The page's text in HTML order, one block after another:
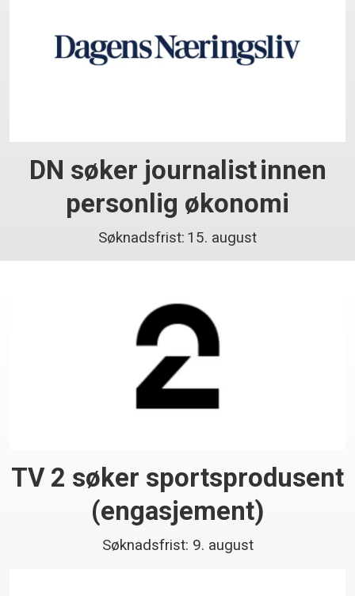
DN søker journalist innen
personlig økonomi
Søknadsfrist: 15. august
TV 2 søker sportsprodusent
(engasjement)
Søknadsfrist: 9. august